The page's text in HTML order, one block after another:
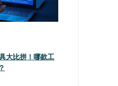
大比拼！哪款工